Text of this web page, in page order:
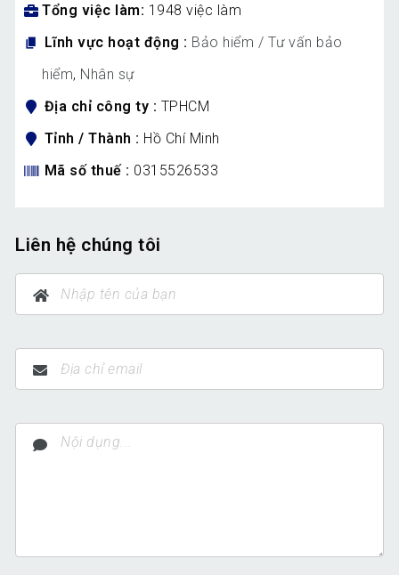
Tổng việc làm
1948 việc làm
Lĩnh vực hoạt động
Bảo hiểm / Tư vấn bảo
hiểm, Nhân sự
Địa chỉ công ty
TPHCM
Tỉnh / Thành
Hồ Chí Minh
Mã số thuế
0315526533
Liên hệ chúng tôi